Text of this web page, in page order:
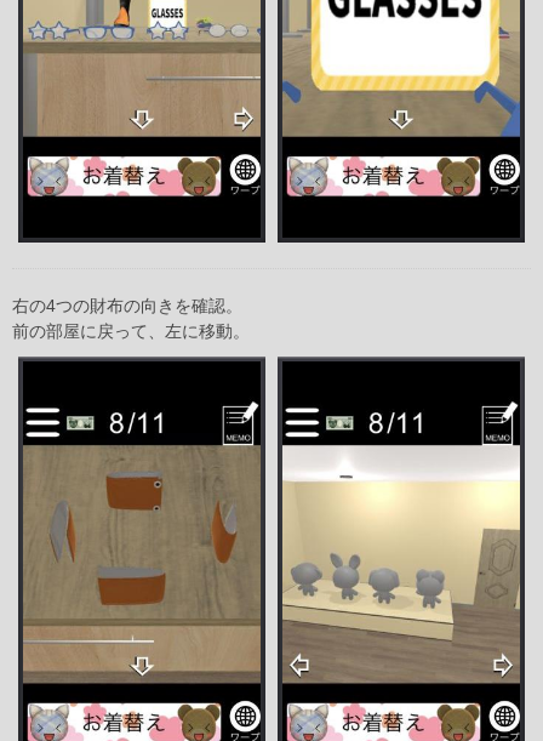
右の4つの財布の向きを確認。
前の部屋に戻って、左に移動。